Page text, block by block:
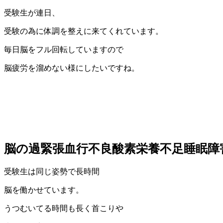
受験生が連日、
受験の為に体調を整えに来てくれています。
毎日脳をフル回転していますので
脳疲労を溜めない様にしたいですね。
脳の過緊張血行不良酸素栄養不足睡眠
受験生は同じ姿勢で長時間
脳を働かせています。
うつむいてる時間も長く首こりや